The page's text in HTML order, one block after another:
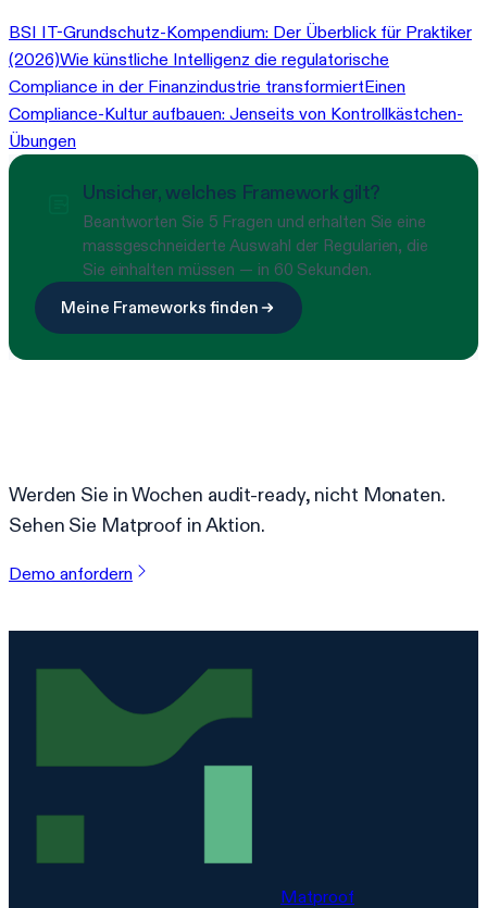
BSI IT-Grundschutz-Kompendium: Der Überblick für Praktiker
(2026)Wie künstliche Intelligenz die regulatorische
Compliance in der Finanzindustrie transformiertEinen
Compliance-Kultur aufbauen: Jenseits von Kontrollkästchen-
Übungen
Unsicher, welches Framework gilt?
Beantworten Sie 5 Fragen und erhalten Sie eine
massgeschneiderte Auswahl der Regularien, die
Sie einhalten müssen — in 60 Sekunden.
Meine Frameworks finden
Werden Sie in Wochen audit-ready, nicht Monaten.
Sehen Sie Matproof in Aktion.
Demo anfordern
Matproof